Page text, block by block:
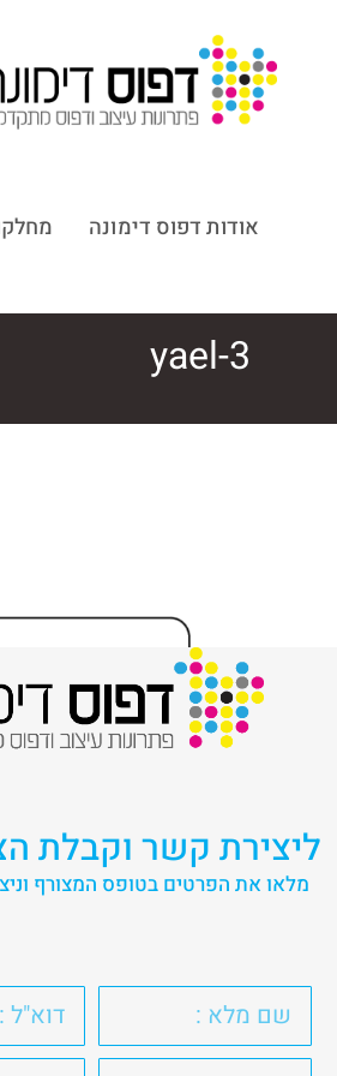
אודות דפוס דימונה
yael-3
ליצירת קשר וקבלת
מלאו את הפרטים בטופס המצורף